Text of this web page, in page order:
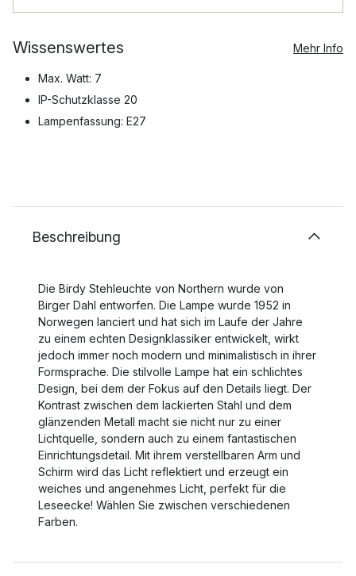
Wissenswertes Mehr Info
Max. Watt: 7
IP-Schutzklasse 20
Lampenfassung: E27
Beschreibung
Die Birdy Stehleuchte von Northern wurde von
Birger Dahl entworfen. Die Lampe wurde 1952 in
Norwegen lanciert und hat sich im Laufe der Jahre
zu einem echten Designklassiker entwickelt, wirkt
jedoch immer noch modern und minimalistisch in ihrer
Formsprache. Die stilvolle Lampe hat ein schlichtes
Design, bei dem der Fokus auf den Details liegt. Der
Kontrast zwischen dem lackierten Stahl und dem
glänzenden Metall macht sie nicht nur zu einer
Lichtquelle, sondern auch zu einem fantastischen
Einrichtungsdetail. Mit ihrem verstellbaren Arm und
Schirm wird das Licht reflektiert und erzeugt ein
weiches und angenehmes Licht, perfekt für die
Leseecke! Wählen Sie zwischen verschiedenen
Farben.